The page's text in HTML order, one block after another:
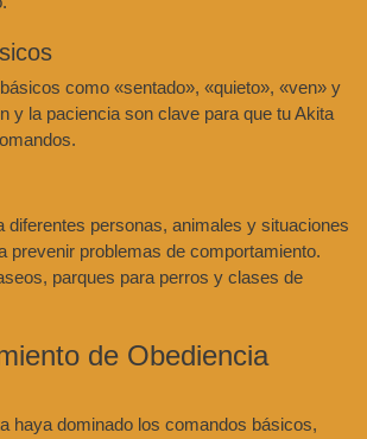
como «sentado», «quieto», «ven» y
y la paciencia son clave para que tu Akita
diferentes personas, animales y situaciones
prevenir problemas de comportamiento.
parques para perros y clases de
de Obediencia
haya dominado los comandos básicos,